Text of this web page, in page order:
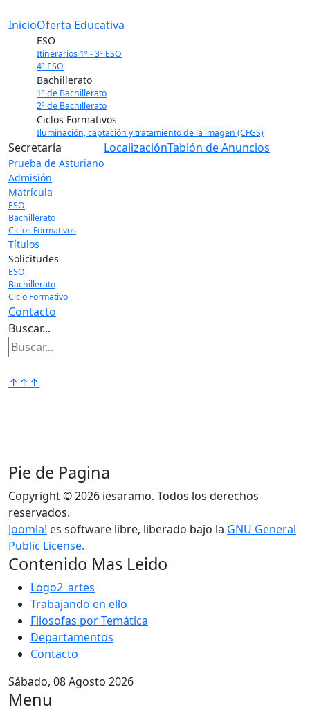
InicioOferta Educativa
ESO
Itinerarios 1º - 3º ESO
4º ESO
Bachillerato
1º de Bachillerato
2º de Bachillerato
Ciclos Formativos
Iluminación, captación y tratamiento de la imagen (CFGS)
Secretaría
Prueba de Asturiano
Admisión
Matrícula
ESO
Bachillerato
Ciclos Formativos
Títulos
Solicitudes
ESO
Bachillerato
Ciclo Formativo
LocalizaciónTablón de Anuncios
Contacto
Buscar...
↑↑↑
Pie de Pagina
Copyright © 2026 iesaramo. Todos los derechos
reservados.
Joomla! es software libre, liberado bajo la GNU General
Public License.
Contenido Mas Leido
Logo2_artes
Trabajando en ello
Filosofas por Temática
Departamentos
Contacto
Sábado, 08 Agosto 2026
Menu